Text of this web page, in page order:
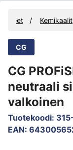
Kemikaalit
CG
CG
neutraali
valkoinen
Tuotekoodi:
EAN: